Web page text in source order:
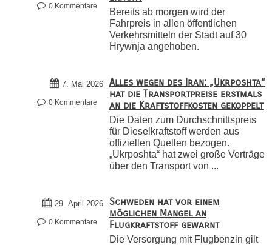
0 Kommentare
Bereits ab morgen wird der
Fahrpreis in allen öffentlichen
Verkehrsmitteln der Stadt auf 30
Hrywnja angehoben.
7. Mai 2026
0 Kommentare
Alles wegen des Iran: „Ukrposhta“
hat die Transportpreise erstmals
an die Kraftstoffkosten gekoppelt
Die Daten zum Durchschnittspreis
für Dieselkraftstoff werden aus
offiziellen Quellen bezogen.
„Ukrposhta“ hat zwei große Verträge
über den Transport von ...
29. April 2026
0 Kommentare
Schweden hat vor einem
möglichen Mangel an
Flugkraftstoff gewarnt
Die Versorgung mit Flugbenzin gilt